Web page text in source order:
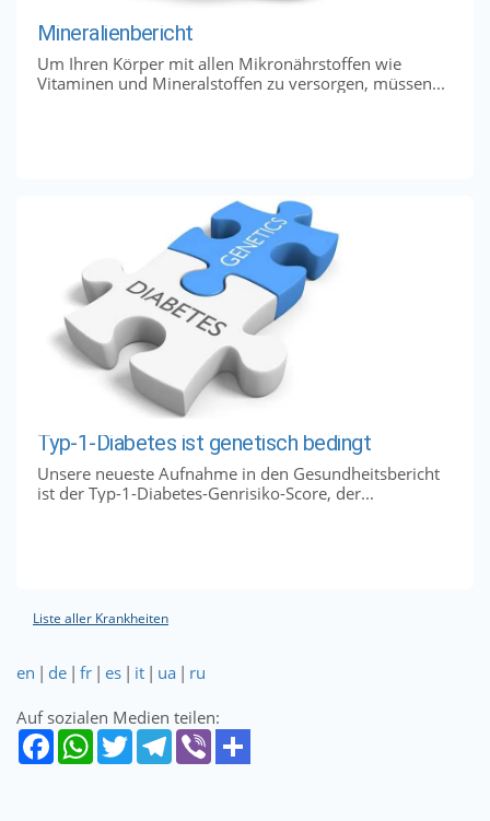
Mineralienbericht
Um Ihren Körper mit allen Mikronährstoffen wie
Vitaminen und Mineralstoffen zu versorgen, müssen...
Typ-1-Diabetes ist genetisch bedingt
Unsere neueste Aufnahme in den Gesundheitsbericht
ist der Typ-1-Diabetes-Genrisiko-Score, der...
Liste aller Krankheiten
en | de | fr | es | it | ua | ru
Auf sozialen Medien teilen: